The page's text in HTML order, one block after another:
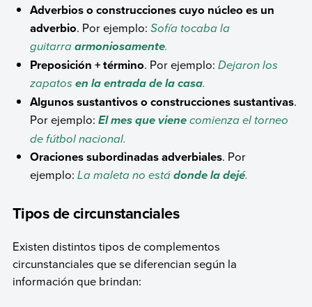
Adverbios o construcciones cuyo núcleo es un
adverbio. Por ejemplo:Sofía tocaba la
guitarraarmoniosamente.
Preposición + término. Por ejemplo:Dejaron los
zapatosen la entrada de la casa.
Algunos sustantivos o construcciones sustantivas.
Por ejemplo:El mes que viene comienza el torneo
de fútbol nacional.
Oraciones subordinadas adverbiales. Por
ejemplo:La maleta no estádonde la dejé.
Tipos de circunstanciales
Existen distintos tipos de complementos
circunstanciales que se diferencian según la
información que brindan: